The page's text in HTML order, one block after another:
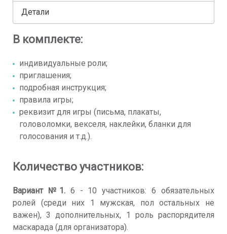
Детали
В комплекте:
индивидуальные роли;
приглашения;
подробная инструкция;
правила игры;
реквизит для игры (письма, плакаты,
головоломки, векселя, наклейки, бланки для
голосования и т.д.).
Количество участников:
Вариант №1.6 - 10 участников: 6 обязательных
ролей (среди них 1 мужская, пол остальных не
важен), 3 дополнительных, 1 роль распорядителя
маскарада (для организатора).